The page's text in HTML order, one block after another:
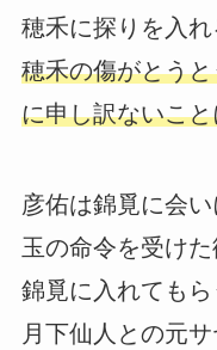
穂禾に探りを入
穂禾の傷がとう
に申し訳ないこ
彦佑は錦覓に会
玉の命令を受けた
錦覓に入れても
月下仙人との元